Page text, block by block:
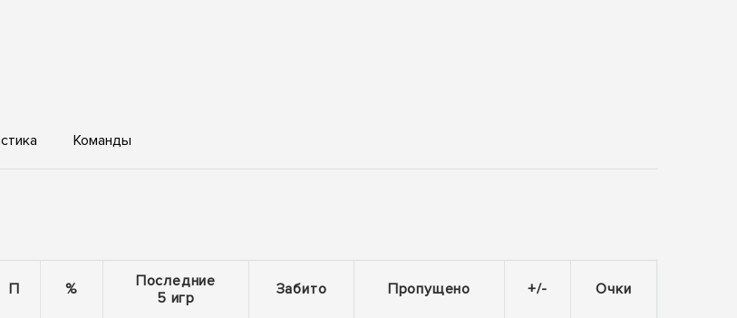
Команды
П %
Последние
5 игр
Забито Пропущено +/- Очки